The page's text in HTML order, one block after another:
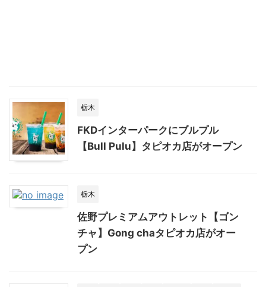
栃木
FKDインターパークにブルプル
【Bull Pulu】タピオカ店がオープン
栃木
佐野プレミアムアウトレット【ゴン
チャ】Gong chaタピオカ店がオー
プン